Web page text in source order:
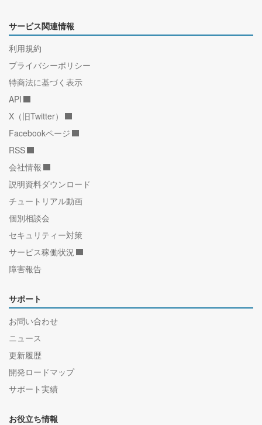
サービス関連情報
利用規約
プライバシーポリシー
特商法に基づく表示
API
X（旧Twitter）
Facebookページ
RSS
会社情報
説明資料ダウンロード
チュートリアル動画
個別相談会
セキュリティー対策
サービス稼働状況
障害報告
サポート
お問い合わせ
ニュース
更新履歴
開発ロードマップ
サポート実績
お役立ち情報